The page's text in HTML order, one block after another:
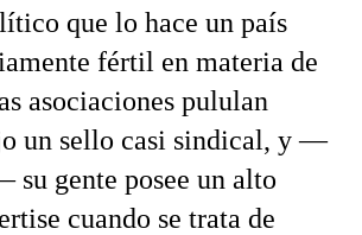
que lo hace un país
fértil en materia de
asociaciones pululan
un sello casi sindical, y —
su gente posee un alto
cuando se trata de